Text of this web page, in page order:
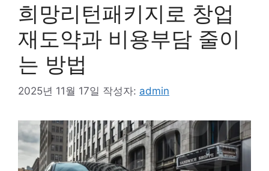
희망리턴패키지로 창업
재도약과 비용부담 줄이
는 방법
2025년 11월 17일 작성자: admin